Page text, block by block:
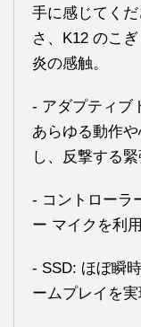
手に感じてく
さ、K12 のこ
炎の感触。
- アダプティブ
あらゆる動作
し、反撃する
- コントローラ
ー マイクを利
- SSD: ほぼ瞬
ームプレイを実